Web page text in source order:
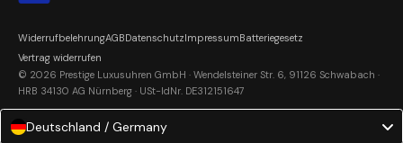
© 2026 Prestige Luxusuhren GmbH · Wendelsteiner Str. 6, 91126 Schwabach ·
HRB 34130 AG Nürnberg · USt-IdNr. DE312151647
WiderrufbelehrungAGBDatenschutzImpressumBatteriegesetz
Vertrag widerrufen
Deutschland / Germany